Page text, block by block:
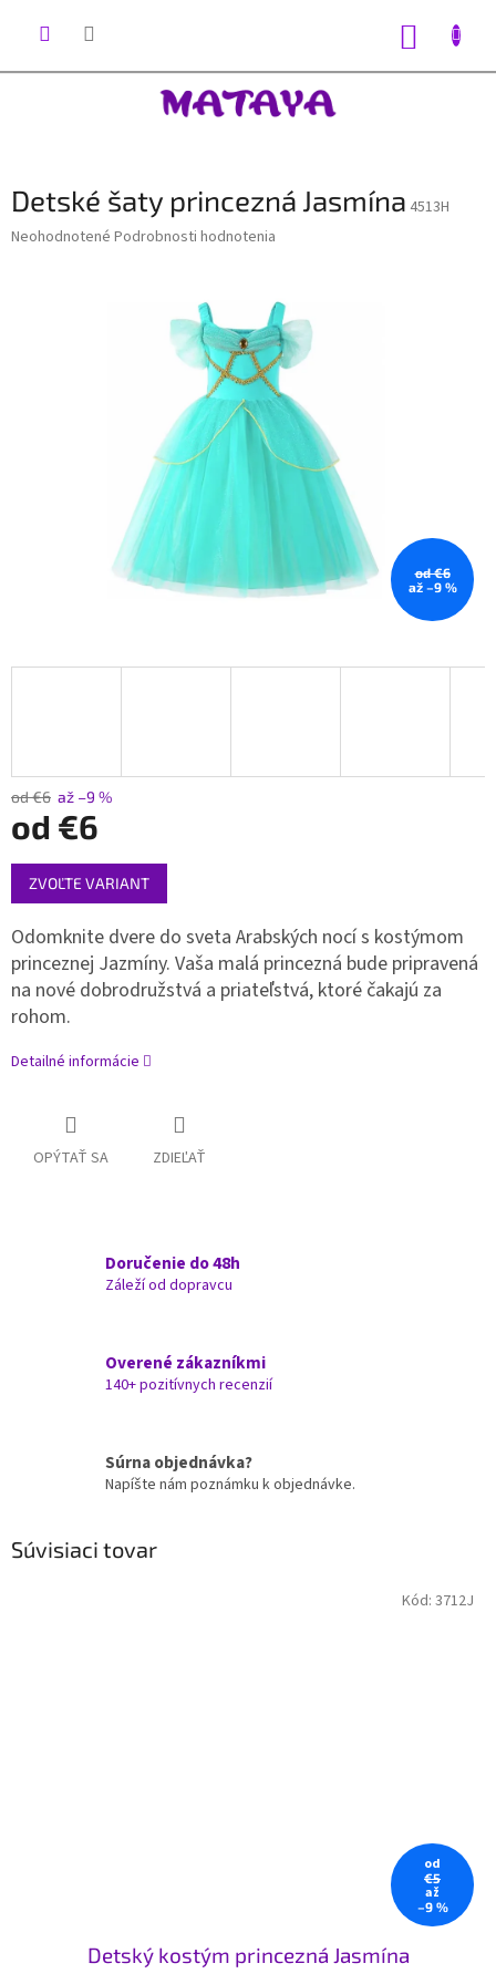
Detské šaty princezná Jasmína 4513H
Priemerné
Neohodnotené Podrobnosti hodnotenia
od €6
až –9 %
od €6 až –9 %
od €6
Jednotková
cena:
ZVOĽTE VARIANT
Odomknite dvere do sveta Arabských nocí s kostýmom
princeznej Jazmíny. Vaša malá princezná bude pripravená
na nové dobrodružstvá a priateľstvá, ktoré čakajú za
rohom.
Detailné informácie
OPÝTAŤ SA ZDIEĽAŤ
Doručenie do 48h
Záleží od dopravcu
Overené zákazníkmi
140+ pozitívnych recenzií
Súrna objednávka?
Napíšte nám poznámku k objednávke.
Súvisiaci tovar
od
€5
až
–9 %
Detský kostým princezná Jasmína
Kód: 3712J